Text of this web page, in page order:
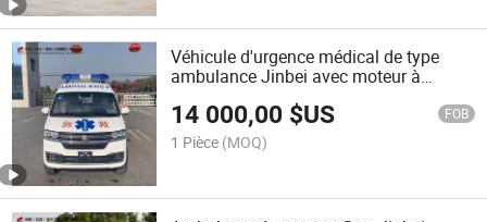
Véhicule d'urgence médical de type
ambulance Jinbei avec moteur à
complet dans la cabine
14 000,00 $US FOB
1 Pièce (MOQ)